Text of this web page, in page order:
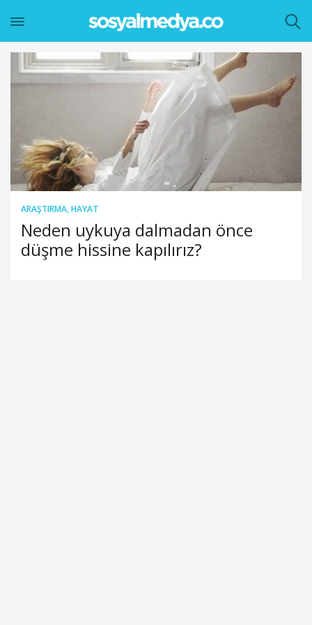
ARAŞTIRMA,HAYAT
Neden uykuya dalmadan önce
düşme hissine kapılırız?